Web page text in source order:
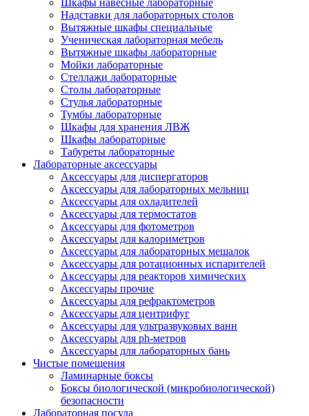
Шкафы навесные лабораторные
Надставки для лабораторных столов
Вытяжные шкафы специальные
Ученическая лабораторная мебель
Вытяжные шкафы лабораторные
Мойки лабораторные
Стеллажи лабораторные
Столы лабораторные
Стулья лабораторные
Тумбы лабораторные
Шкафы для хранения ЛВЖ
Шкафы лабораторные
Табуреты лабораторные
Лабораторные аксессуары
Аксессуары для диспергаторов
Аксессуары для лабораторных мельниц
Аксессуары для охладителей
Аксессуары для термостатов
Аксессуары для фотометров
Аксессуары для калориметров
Аксессуары для лабораторных мешалок
Аксессуары для ротационных испарителей
Аксессуары для реакторов химических
Аксессуары прочие
Аксессуары для рефрактометров
Аксессуары для центрифуг
Аксессуары для ультразвуковых ванн
Аксессуары для ph-метров
Аксессуары для лабораторных бань
Чистые помещения
Ламинарные боксы
Боксы биологической (микробиологической)
безопасности
Лабораторная посуда